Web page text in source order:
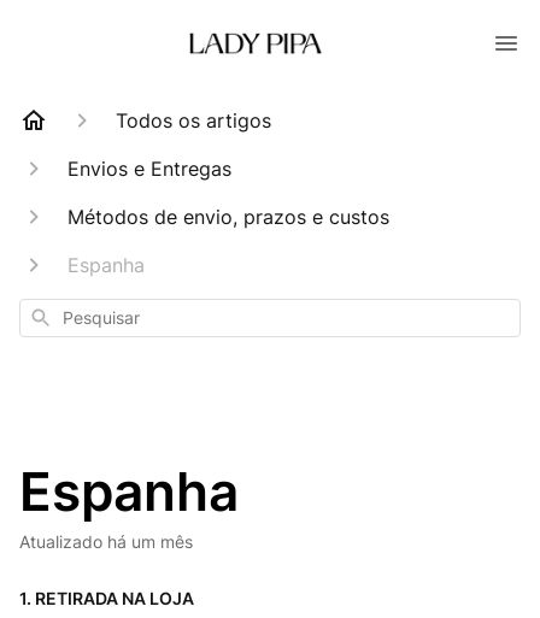
Todos os artigos
Envios e Entregas
Métodos de envio, prazos e custos
Espanha
Pesquisar
Espanha
Atualizado há um mês
1. RETIRADA NA LOJA